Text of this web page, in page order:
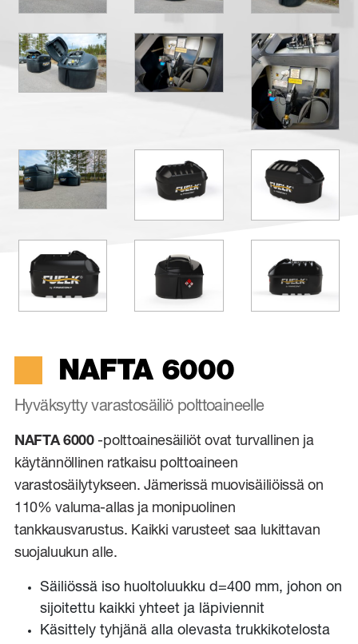
NAFTA 6000
Hyväksytty varastosäiliö polttoaineelle
NAFTA 6000-polttoainesäiliöt ovat turvallinen ja
käytännöllinen ratkaisu polttoaineen
varastosäilytykseen. Jämerissä muovisäiliöissä on
110% valuma-allas ja monipuolinen
tankkausvarustus. Kaikki varusteet saa lukittavan
suojaluukun alle.
Säiliössä iso huoltoluukku d=400 mm, johon on
sijoitettu kaikki yhteet ja läpiviennit
Käsittely tyhjänä alla olevasta trukkikotelosta